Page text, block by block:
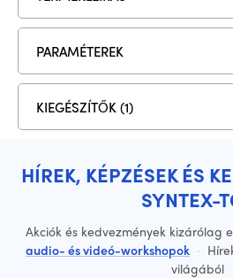
PARAMÉTEREK
KIEGÉSZÍTŐK (1)
HÍREK, KÉPZÉSEK ÉS
SYNTEX-
Akciók és kedvezmények kizárólag
audio- és videó-workshopok ·
világából